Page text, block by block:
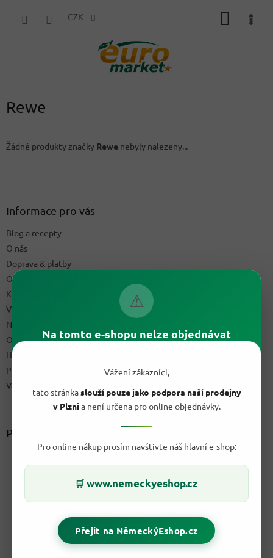
⚠
Na tomto e-shopu nelze objednávat
Vážení zákazníci,
tato stránkaslouží pouze jako podpora naší prodejny
v Plznia není určena pro online objednávky.
Pro online nákup prosím navštivte náš hlavní e-shop:
🛒 www.nemeckyeshop.cz
Přejít na NěmeckýEshop.cz
CZK
Rewe
Žádné produkty značky Rewe nebyly nalezeny...
Informace pro vás
Blog a recepty
O nás
Doprava & platby
Obchodní podmínky
Kontakty
Výdejní místo
Napište nám
Ochrana osobních údajů GDPR
Hodnocení obchodu
Podmínky uplatnění práv z vadného plnění a reklamační řád
Velkoobchod
Přijímáme online platby